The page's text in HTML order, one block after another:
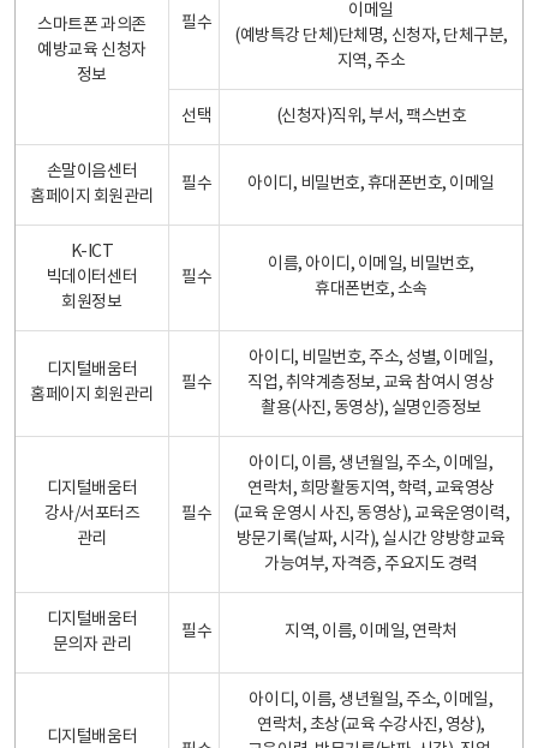
스마트폰 과의존
예방교육 신청자
정보
필수
이메일
(예방특강 단체)단체명, 신청자, 단체구분,
지역, 주소
선택 (신청자)직위, 부서, 팩스번호
손말이음센터
홈페이지 회원관리
필수 아이디, 비밀번호, 휴대폰번호, 이메일
K-ICT
빅데이터센터
회원정보
필수
이름, 아이디, 이메일, 비밀번호,
휴대폰번호, 소속
디지털배움터
홈페이지 회원관리
필수
아이디, 비밀번호, 주소, 성별, 이메일,
직업, 취약계층정보, 교육 참여시 영상
촬용(사진, 동영상), 실명인증정보
디지털배움터
강사/서포터즈
관리
필수
아이디, 이름, 생년월일, 주소, 이메일,
연락처, 희망활동지역, 학력, 교육영상
(교육 운영시 사진, 동영상), 교육운영이력,
방문기록(날짜, 시각), 실시간 양방향교육
가능여부, 자격증, 주요지도 경력
디지털배움터
문의자 관리
필수 지역, 이름, 이메일, 연락처
디지털배움터
아이디, 이름, 생년월일, 주소, 이메일,
연락처, 초상(교육 수강사진, 영상),